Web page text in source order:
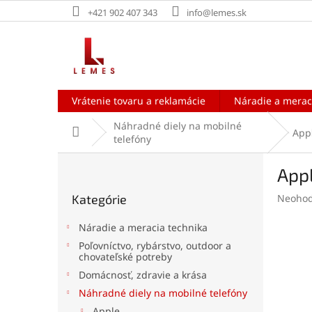
na
+421 902 407 343 info@lemes.sk
Vrátenie tovaru a reklamácie Náradie a
DomovNáhradné diely na mobilné
telefóny
kategórie
Kategórie
Náradie a meracia technika
Poľovníctvo, rybárstvo, outdoor a
chovateľské potreby
Domácnosť, zdravie a krása
Náhradné diely na mobilné telefóny